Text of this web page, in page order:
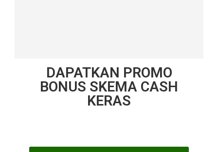
DAPATKAN PROMO
BONUS SKEMA CASH
KERAS